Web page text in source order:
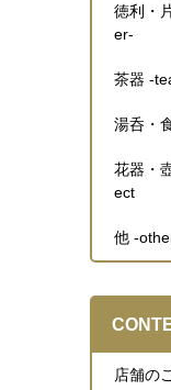
徳利・
er-
茶器 -
湯呑・
花器・
ect
他 -
店舗の